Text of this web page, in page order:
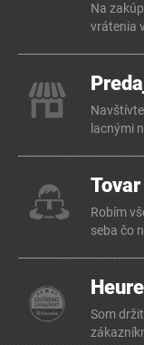
Na
vrátenia
lacnými
Robím
seba čo
Som